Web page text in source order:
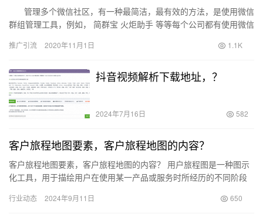
管理多个微信社区，有一种最简洁，最有效的方法，是使用微信
群组管理工具，例如， 简群宝 火炬助手 等等每个公司都有使用微信
推广引流 2020年11月1日 1.1K
抖音视频解析下载地址，？
2024年7月16日 582
客户旅程地图要素，客户旅程地图的内容？
客户旅程地图要素，客户旅程地图的内容？ 用户旅程图是一种图示
化工具，用于描绘用户在使用某一产品或服务时所经历的不同阶段
户旅…
行业动态 2024年9月11日 650